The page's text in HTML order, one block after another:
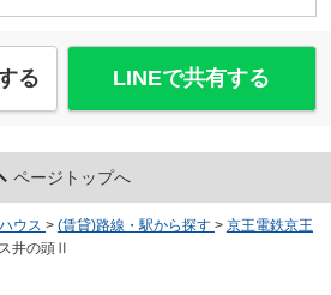
る LINEで共有する
ページトップへ
ウス > (賃貸)路線・駅から探す > 京王電鉄京王
井の頭Ⅱ